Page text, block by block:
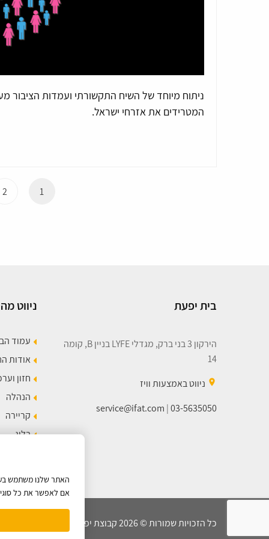
ניתוח מיוחד של השיח התקשורתי ועמדות הציבור
המטרידים את אזרחי ישראל.
1
2
בית יפעת
הירקון 3 בני ברק, מגדלי LYFE בניין B, קומה
14
place ניווט באמצעות וויז
service@ifat.com |03-5635050
ניווט
עמוד
אודות
חזון
הנהלה
קריירה
בלוג
כל הזכויות שמורות © 2026 קבוצת יפעת |
האתר שלנו משתמש
אם לאפשר את כל סוגי